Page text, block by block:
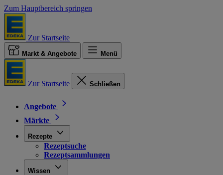
Zum Hauptbereich springen
Zur Startseite
Markt & Angebote Menü
Zur Startseite Schließen
Angebote
Märkte
Rezepte
Rezeptsuche
Rezeptsammlungen
Wissen